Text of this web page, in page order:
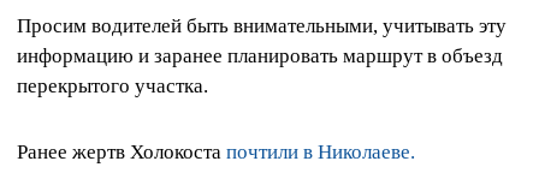
Просим водителей быть внимательными, учитывать эту
информацию и заранее планировать маршрут в объезд
перекрытого участка.
Ранее жертв Холокоста почтили в Николаеве.